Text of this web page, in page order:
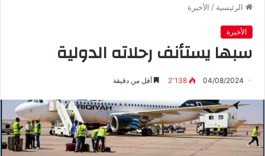
الرئيسية / الأخيرة
الأخيرة
سبها يستأنف رحلاته الدولية
04/08/2024 2٬138 أقل من دقيقة